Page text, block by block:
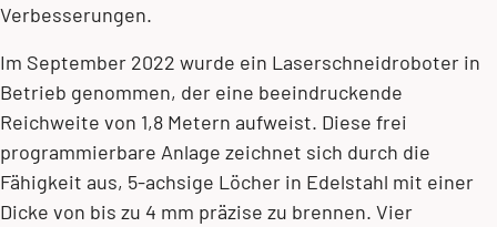
Verbesserungen.
Im September 2022 wurde ein Laserschneidroboter in
Betrieb genommen, der eine beeindruckende
Reichweite von 1,8 Metern aufweist. Diese frei
programmierbare Anlage zeichnet sich durch die
Fähigkeit aus, 5-achsige Löcher in Edelstahl mit einer
Dicke von bis zu 4 mm präzise zu brennen. Vier